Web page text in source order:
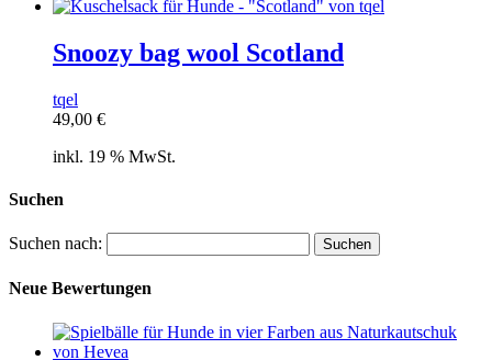
Snoozy bag wool Scotland
tqel
49,00 €
inkl. 19 % MwSt.
Suchen
Suchen nach:
Neue Bewertungen